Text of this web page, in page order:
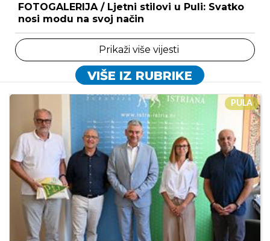
FOTOGALERIJA / Ljetni stilovi u Puli: Svatko
nosi modu na svoj način
Prikaži više vijesti
VIŠE IZ RUBRIKE
PULA